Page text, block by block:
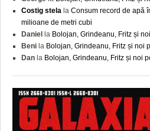
Costig stela la Consum record de apă
milioane de metri cubi
Daniel la Bolojan, Grindeanu, Fritz și
Beni la Bolojan, Grindeanu, Fritz și noi
Dan la Bolojan, Grindeanu, Fritz și noi